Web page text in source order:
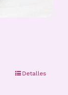
Detalles